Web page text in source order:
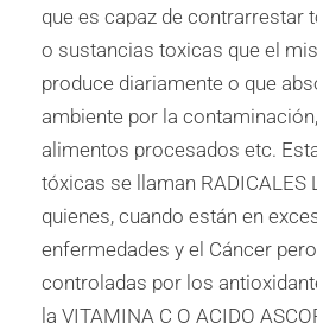
que es capaz de contrarrestar
o sustancias toxicas que el
produce diariamente o que
ambiente por la
alimentos procesados etc.
tóxicas se llaman RADICALES
quienes, cuando están en
enfermedades y el Cáncer
controladas por los
la VITAMINA C O ACIDO